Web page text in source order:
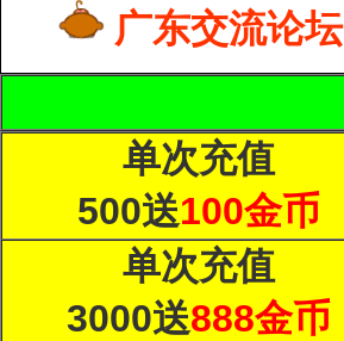
广东交流论坛
单次充值
500送100金币
单次充值
3000送888金币